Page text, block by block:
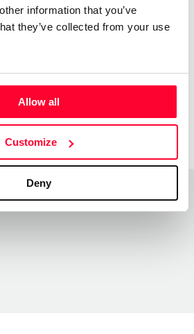
information that you’ve
they’ve collected from your use
Allow all
Customize
Deny
Apr 29 2024 10:43 UTC
Felipe Ledesma